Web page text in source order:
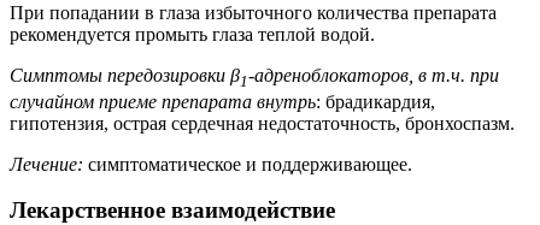
При попадании в глаза избыточного количества препарата
рекомендуется промыть глаза теплой водой.
Cимптомы передозировки β1-адреноблокаторов, в т.ч. при
случайном приеме препарата внутрь: брадикардия,
гипотензия, острая сердечная недостаточность, бронхоспазм.
Лечение: симптоматическое и поддерживающее.
Лекарственное взаимодействие